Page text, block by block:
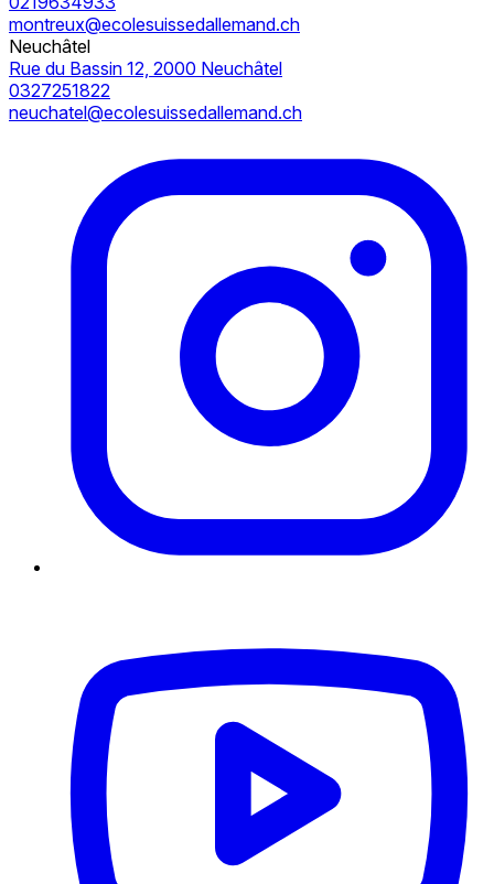
montreux@ecolesuissedallemand.ch
Neuchâtel
Rue du Bassin 12, 2000 Neuchâtel
0327251822
neuchatel@ecolesuissedallemand.ch